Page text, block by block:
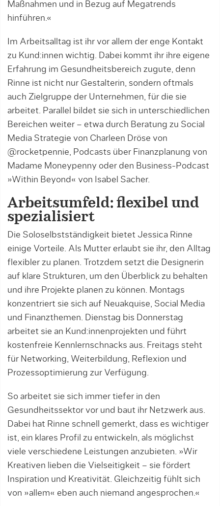
Maßnahmen und in Bezug auf Megatrends
hinführen.«
Im Arbeitsalltag ist ihr vor allem der enge Kontakt
zu Kund:innen wichtig. Dabei kommt ihr ihre eigene
Erfahrung im Gesundheitsbereich zugute, denn
Rinne ist nicht nur Gestalterin, sondern oftmals
auch Zielgruppe der Unternehmen, für die sie
arbeitet. Parallel bildet sie sich in unterschiedlichen
Bereichen weiter – etwa durch Beratung zu Social
Media Strategie von Charleen Dröse von
@rocketpennie, Podcasts über Finanzplanung von
Madame Moneypenny oder den Business-Podcast
»Within Beyond« von Isabel Sacher.
Arbeitsumfeld: flexibel und
spezialisiert
Die Soloselbstständigkeit bietet Jessica Rinne
einige Vorteile. Als Mutter erlaubt sie ihr, den Alltag
flexibler zu planen. Trotzdem setzt die Designerin
auf klare Strukturen, um den Überblick zu behalten
und ihre Projekte planen zu können. Montags
konzentriert sie sich auf Neuakquise, Social Media
und Finanzthemen. Dienstag bis Donnerstag
arbeitet sie an Kund:innenprojekten und führt
kostenfreie Kennlernschnacks aus. Freitags steht
für Networking, Weiterbildung, Reflexion und
Prozessoptimierung zur Verfügung.
So arbeitet sie sich immer tiefer in den
Gesundheitssektor vor und baut ihr Netzwerk aus.
Dabei hat Rinne schnell gemerkt, dass es wichtiger
ist, ein klares Profil zu entwickeln, als möglichst
viele verschiedene Leistungen anzubieten. »Wir
Kreativen lieben die Vielseitigkeit – sie fördert
Inspiration und Kreativität. Gleichzeitig fühlt sich
von »allem« eben auch niemand angesprochen.«